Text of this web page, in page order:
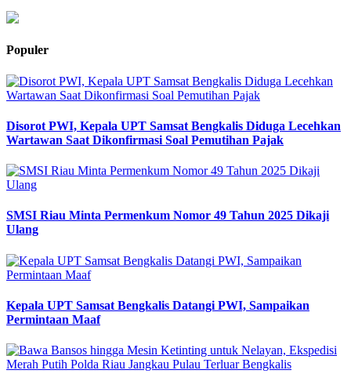
Populer
Disorot PWI, Kepala UPT Samsat Bengkalis Diduga Lecehkan
Wartawan Saat Dikonfirmasi Soal Pemutihan Pajak
SMSI Riau Minta Permenkum Nomor 49 Tahun 2025 Dikaji
Ulang
Kepala UPT Samsat Bengkalis Datangi PWI, Sampaikan
Permintaan Maaf